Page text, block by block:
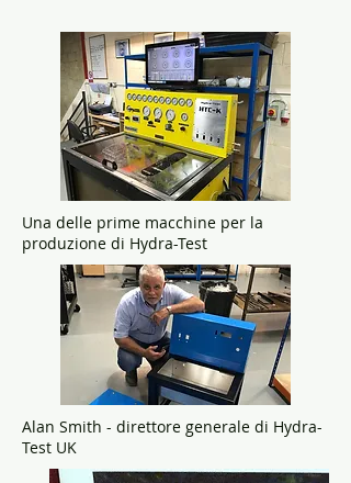
Una delle prime macchine per la
produzione di Hydra-Test
Alan Smith - direttore generale di Hydra-
Test UK